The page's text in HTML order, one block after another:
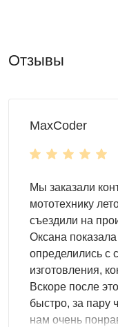
Отзывы
MaxCoder
Мы заказали
мототехнику
съездили на
Оксана
определились с
изготовления,
Вскоре после
быстро, за пару
нам очень